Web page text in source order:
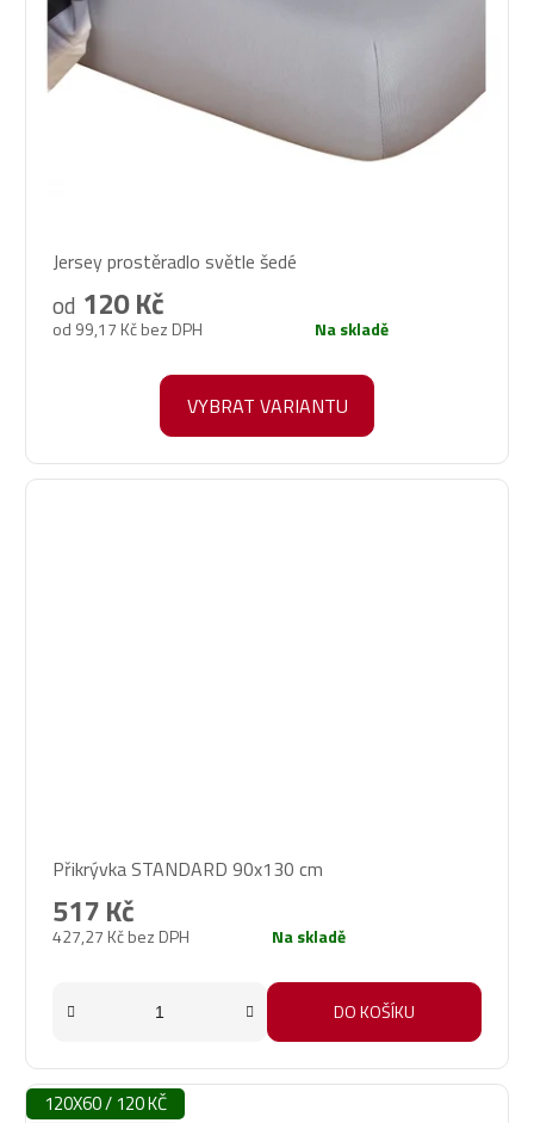
hodnocení
produktu
je
Jersey prostěradlo světle šedé
od 99,17 Kč bez DPH
od 120 Kč
Na skladě
VYBRAT VARIANTU
Přikrývka STANDARD 90x130 cm
427,27 Kč bez DPH
517 Kč
Na skladě
DO KOŠÍKU
120X60 / 120 KČ